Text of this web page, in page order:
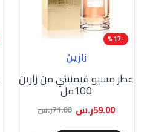
-17 %
زارين
عطر مسيو فيمنيتي من زارين
100مل
59.00ر.س 71.00ر.س